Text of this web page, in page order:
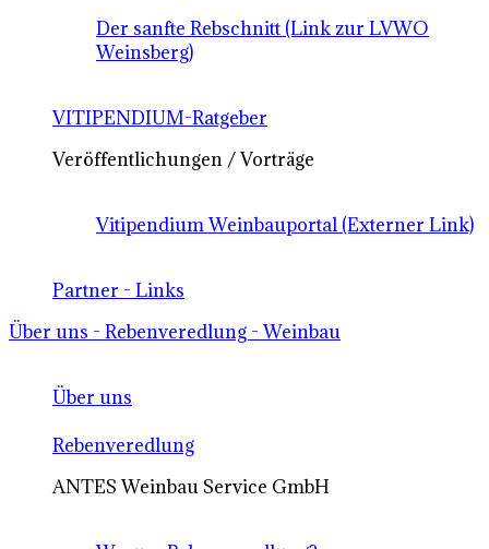
Der sanfte Rebschnitt (Link zur LVWO
Weinsberg)
VITIPENDIUM-Ratgeber
Veröffentlichungen / Vorträge
Vitipendium Weinbauportal (Externer Link)
Partner - Links
Über uns - Rebenveredlung - Weinbau
Über uns
Rebenveredlung
ANTES Weinbau Service GmbH